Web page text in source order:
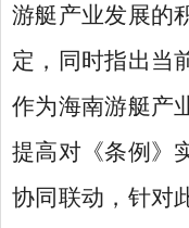
游艇产业发展的
定，同时指出当
作为海南游艇产
提高对《条例》
协同联动，针对